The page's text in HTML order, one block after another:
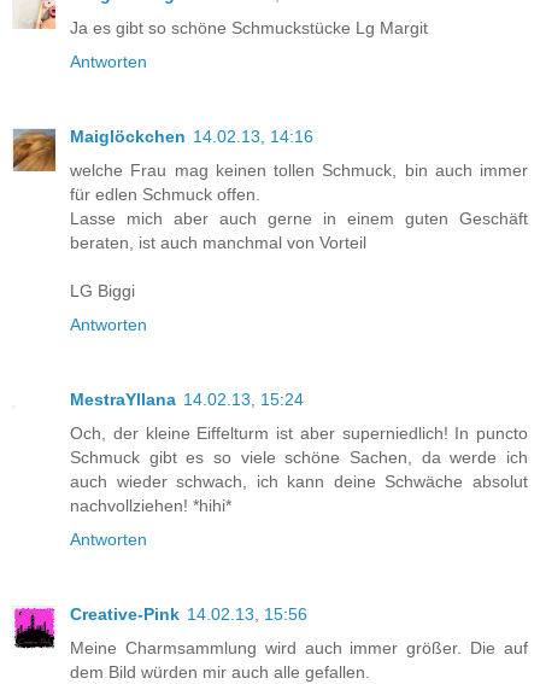
Ja es gibt so schöne Schmuckstücke Lg Margit
Antworten
Maiglöckchen 14.02.13, 14:16
welche Frau mag keinen tollen Schmuck, bin auch immer
für edlen Schmuck offen.
Lasse mich aber auch gerne in einem guten Geschäft
beraten, ist auch manchmal von Vorteil
LG Biggi
Antworten
MestraYllana 14.02.13, 15:24
Och, der kleine Eiffelturm ist aber superniedlich! In puncto
Schmuck gibt es so viele schöne Sachen, da werde ich
auch wieder schwach, ich kann deine Schwäche absolut
nachvollziehen! *hihi*
Antworten
Creative-Pink 14.02.13, 15:56
Meine Charmsammlung wird auch immer größer. Die auf
dem Bild würden mir auch alle gefallen.